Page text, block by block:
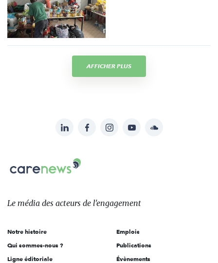
AFFICHER PLUS
sur:
LinkedInFacebookInstagramYouTubeSoundcloud
Carenews,
Le
des
l'engagement
Le média des acteurs de l'engagement
Notre histoire
Qui sommes-nous ?
Ligne éditoriale
Emplois
Publications
Évènements